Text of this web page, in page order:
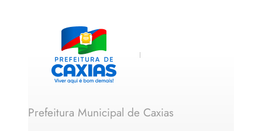
Prefeitura Municipal de Caxias